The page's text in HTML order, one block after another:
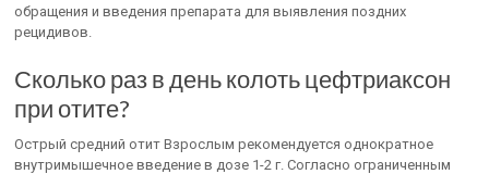
обращения и введения препарата для выявления поздних
рецидивов.
Сколько раз в день колоть цефтриаксон
при отите?
Острый средний отит Взрослым рекомендуется однократное
внутримышечное введение в дозе 1-2 г. Согласно ограниченным